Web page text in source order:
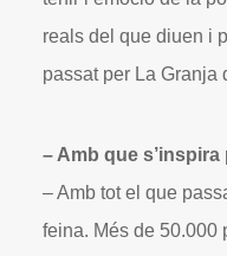
reals del que diuen i
passat per La Granja
– Amb que
– Amb tot el que
feina. Més de 50.000